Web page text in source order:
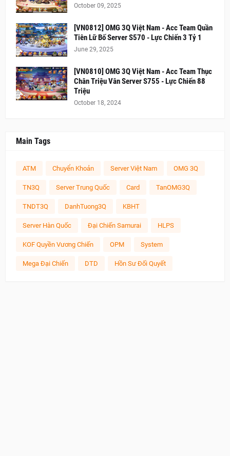
October 09, 2025
[VN0812] OMG 3Q Việt Nam - Acc Team Quần
Tiên Lữ Bố Server S570 - Lực Chiến 3 Tỷ 1
June 29, 2025
[VN0810] OMG 3Q Việt Nam - Acc Team Thục
Chân Triệu Vân Server S755 - Lực Chiến 88
Triệu
October 18, 2024
Main Tags
ATM Chuyển Khoản Server Việt Nam OMG 3Q
TN3Q Server Trung Quốc Card TanOMG3Q
TNDT3Q DanhTuong3Q KBHT
Server Hàn Quốc Đại Chiến Samurai HLPS
KOF Quyền Vương Chiến OPM System
Mega Đại Chiến DTD Hồn Sư Đối Quyết